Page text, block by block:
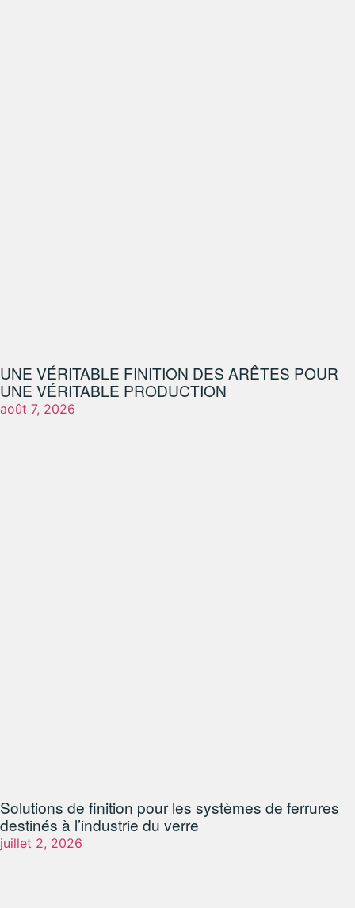
UNE VÉRITABLE FINITION DES ARÊTES POUR
UNE VÉRITABLE PRODUCTION
août 7, 2026
Solutions de finition pour les systèmes de ferrures
destinés à l’industrie du verre
juillet 2, 2026